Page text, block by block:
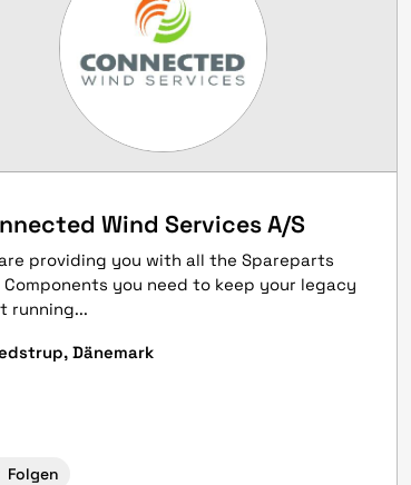
Wind Services A/S
providing you with all the Spareparts
Components you need to keep your legacy
running...
Dänemark
Folgen